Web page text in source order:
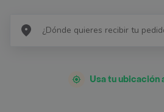
Usa tu ubicación